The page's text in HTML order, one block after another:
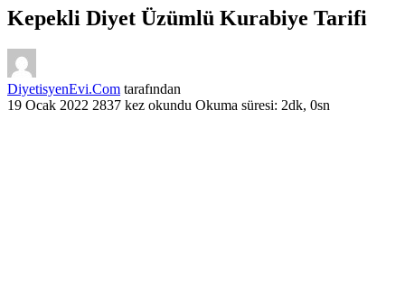
Kepekli Diyet Üzümlü Kurabiye Tarifi
DiyetisyenEvi.Com tarafından
19 Ocak 2022 2837 kez okundu Okuma süresi: 2dk, 0sn